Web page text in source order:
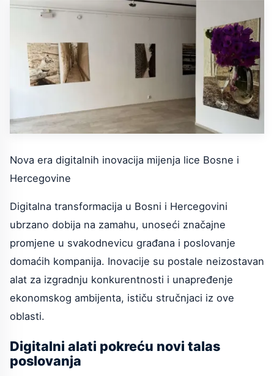
Nova era digitalnih inovacija mijenja lice Bosne i
Hercegovine
Digitalna transformacija u Bosni i Hercegovini
ubrzano dobija na zamahu, unoseći značajne
promjene u svakodnevicu građana i poslovanje
domaćih kompanija. Inovacije su postale neizostavan
alat za izgradnju konkurentnosti i unapređenje
ekonomskog ambijenta, ističu stručnjaci iz ove
oblasti.
Digitalni alati pokreću novi talas
poslovanja